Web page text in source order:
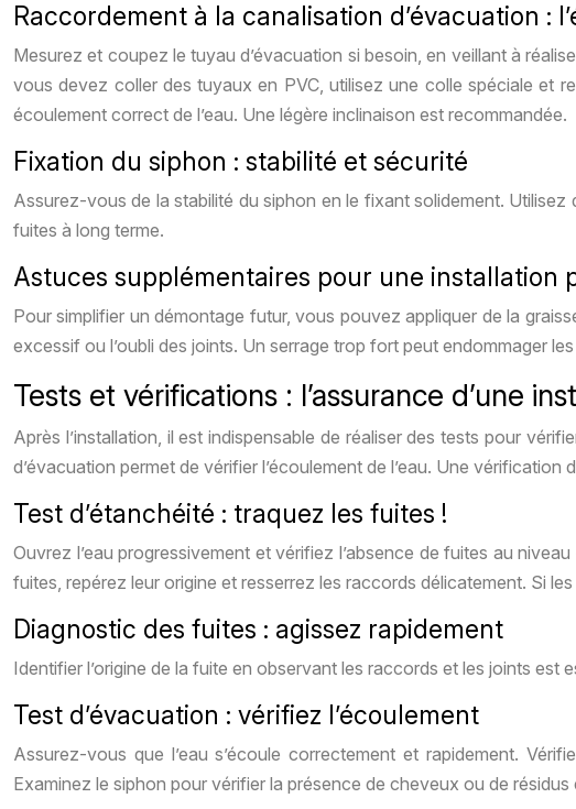
Raccordement à la canalisation d’évacuation :
Mesurez et coupez le tuyau d’évacuation si besoin, en veillant à
vous devez coller des tuyaux en PVC, utilisez une colle spéciale et
écoulement correct de l’eau. Une légère inclinaison est recommandée.
Fixation du siphon : stabilité et sécurité
Assurez-vous de la stabilité du siphon en le fixant solidement.
fuites à long terme.
Astuces supplémentaires pour une installation
Pour simplifier un démontage futur, vous pouvez appliquer de la
excessif ou l’oubli des joints. Un serrage trop fort peut endommager
Tests et vérifications : l’assurance d’une
Après l’installation, il est indispensable de réaliser des tests pour
d’évacuation permet de vérifier l’écoulement de l’eau. Une vérification
Test d’étanchéité : traquez les fuites !
Ouvrez l’eau progressivement et vérifiez l’absence de fuites au
fuites, repérez leur origine et resserrez les raccords délicatement. Si
Diagnostic des fuites : agissez rapidement
Identifier l’origine de la fuite en observant les raccords et les joints
Test d’évacuation : vérifiez l’écoulement
Assurez-vous que l’eau s’écoule correctement et rapidement.
Examinez le siphon pour vérifier la présence de cheveux ou de